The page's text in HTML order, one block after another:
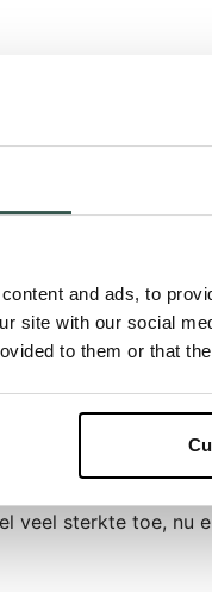
and ads, to
site with our social
to them or that
familie en
het zonnetje dat ze
gedachten gaan
FRANNY en Ted
doet pijn als je – in
veel bijgedragen
veel sterkte toe, nu